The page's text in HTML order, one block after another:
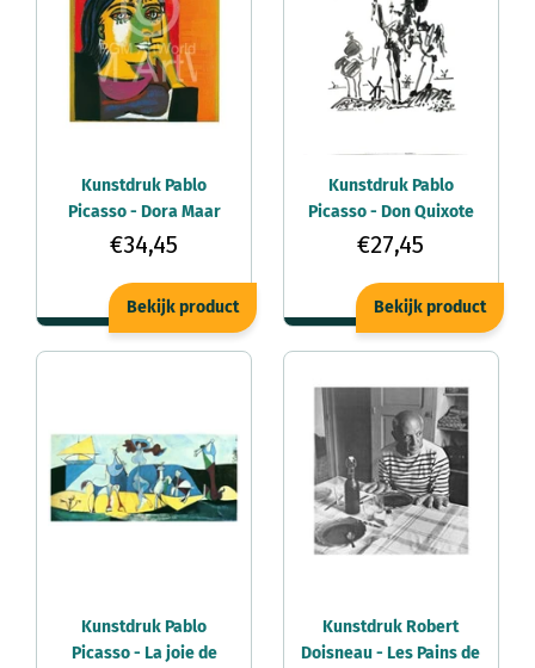
Kunstdruk Pablo
Picasso - Dora Maar
60x80cm
€34,45
Bekijk product
Kunstdruk Pablo
Picasso - Don Quixote
60x80cm
€27,45
Bekijk product
Kunstdruk Pablo
Picasso - La joie de
Kunstdruk Robert
Doisneau - Les Pains de